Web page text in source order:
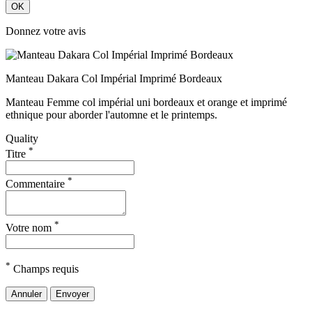
OK
Donnez votre avis
Manteau Dakara Col Impérial Imprimé Bordeaux
Manteau Femme col impérial uni bordeaux et orange et imprimé
ethnique pour aborder l'automne et le printemps.
Quality
Titre *
Commentaire *
Votre nom *
* Champs requis
Annuler Envoyer